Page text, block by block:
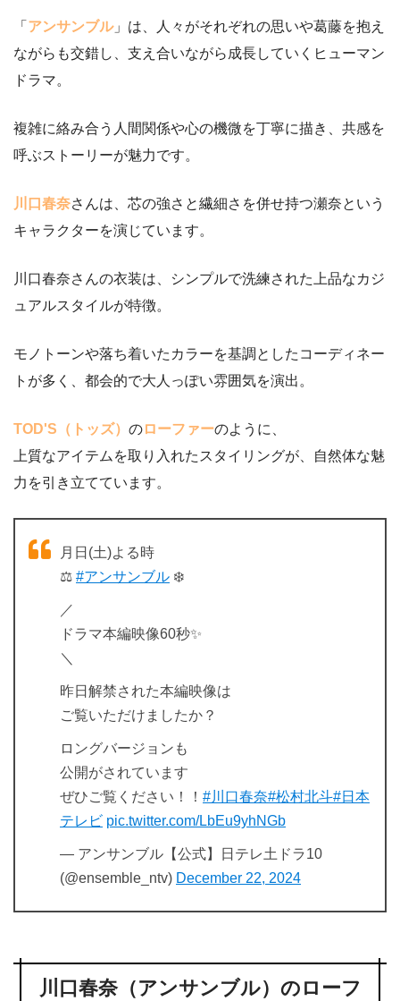
「 アンサンブル」は、人々がそれぞれの思いや葛藤を抱え
ながらも交錯し、支え合いながら成長していくヒューマン
ドラマ。
複雑に絡み合う人間関係や心の機微を丁寧に描き、共感を
呼ぶストーリーが魅力です。
川口春奈さんは、芯の強さと繊細さを併せ持つ瀬奈という
キャラクターを演じています。
川口春奈さんの衣装は、シンプルで洗練された上品なカジ
ュアルスタイルが特徴。
モノトーンや落ち着いたカラーを基調としたコーディネー
トが多く、都会的で大人っぽい雰囲気を演出。
TOD'S（トッズ） のローファーのように、
上質なアイテムを取り入れたスタイリングが、自然体な魅
力を引き立てています。
月日(土)よる時
⚖️ #アンサンブル ❄️
／
ドラマ本編映像60秒️✨
＼
昨日解禁された本編映像は
ご覧いただけましたか？
ロングバージョンも
公開がされています
ぜひご覧ください！！ #川口春奈#松村北斗#日本
テレビ pic.twitter.com/LbEu9yhNGb
— アンサンブル【公式】日テレ土ドラ10
(@ensemble_ntv) December 22, 2024
川口春奈（アンサンブル）のローフ